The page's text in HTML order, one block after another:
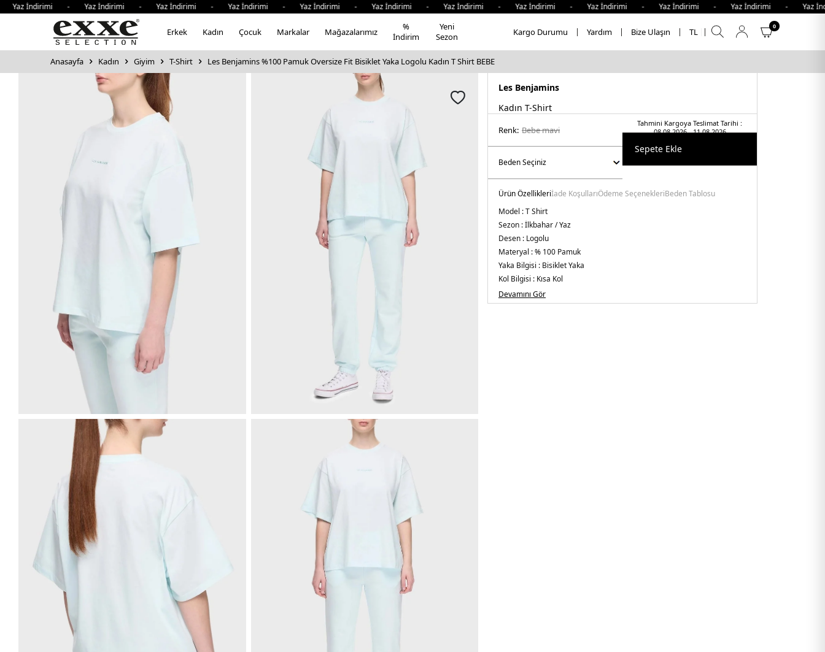
- Yaz İndirimi - Yaz İndirimi - Yaz İndirimi - Yaz İndirimi - Yaz İndirimi - Yaz İndirimi - Yaz İndirimi - Yaz İndirimi - Yaz İndirimi - Yaz İndirimi -
Erkek Kadın Çocuk Markalar Mağazalarımız
%
İndirim
Yeni
Sezon
Kargo Durumu Yardım Bize Ulaşın TL
0
Anasayfa Kadın Giyim T-Shirt Les Benjamins %100 Pamuk Oversize Fit Bisiklet Yaka Logolu Kadın T Shirt BEBE
Les Benjamins
Kadın T-Shirt
Tahmini Kargoya Teslimat Tarihi :
08.08.2026 - 11.08.2026
Renk: bebe mavi̇
Sepete Ekle
Ürün Özellikleriİade KoşullarıÖdeme SeçenekleriBeden Tablosu
Model :T Shirt
Sezon :İlkbahar / Yaz
Desen : Logolu
Materyal :% 100 Pamuk
Yaka Bilgisi : Bisiklet Yaka
Kol Bilgisi : Kısa Kol
Kalıp Bilgisi :Oversize Fit
Üretim Yeri :Türkiye
Devamını Gör